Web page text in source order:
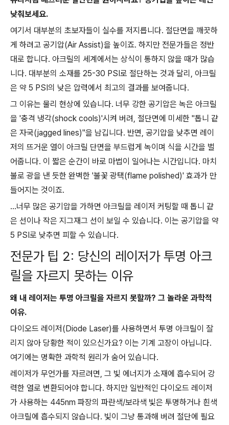
낮춰보세요.
여기서 대부분의 초보자들이 실수를 저지릅니다. 절단면을 깨끗하
게 하려고 공기압(Air Assist)을 높이죠. 하지만 전문가들은 정반
대로 합니다. 아크릴의 세계에서는 상식이 통하지 않을 때가 많습
니다. 대부분의 소재를 25-30 PSI로 절단하는 것과 달리, 아크릴
은 약 5 PSI의 낮은 압력에서 최고의 결과를 보여줍니다.
그 이유는 물리 현상에 있습니다. 너무 강한 공기압은 녹은 아크릴
을 '충격 냉각(shock cools)'시켜 버려, 절단면에 미세한 "톱니 같
은 자국(jagged lines)"을 남깁니다. 반면, 공기압을 낮추면 레이
저의 뜨거운 열이 아크릴 단면을 부드럽게 녹이며 식을 시간을 벌
어줍니다. 이 짧은 순간이 바로 마법이 일어나는 시간입니다. 마치
불로 광을 낸 듯한 완벽한 '불꽃 광택(flame polished)' 효과가 만
들어지는 것이죠.
...너무 많은 공기압을 가하면 아크릴을 레이저 커팅할 때 톱니 같
은 선이나 작은 지그재그 선이 보일 수 있습니다. 이는 공기압을 약
5 PSI로 낮추면 피할 수 있습니다.
전문가 팁 2: 당신의 레이저가 투명 아크
릴을 자르지 못하는 이유
왜 내 레이저는 투명 아크릴을 자르지 못할까? 그 놀라운 과학적
이유.
다이오드 레이저(Diode Laser)를 사용하면서 투명 아크릴이 잘
리지 않아 당황한 적이 있으신가요? 이는 기계 고장이 아닙니다.
여기에는 명확한 과학적 원리가 숨어 있습니다.
레이저가 무언가를 자르려면, 그 빛 에너지가 소재에 흡수되어 강
력한 열로 변환되어야 합니다. 하지만 일반적인 다이오드 레이저
가 사용하는 445nm 파장의 파란색/보라색 빛은 투명하거나 흰색
아크릴에 흡수되지 않습니다. 빛이 그냥 통과해 버려 절단에 필요